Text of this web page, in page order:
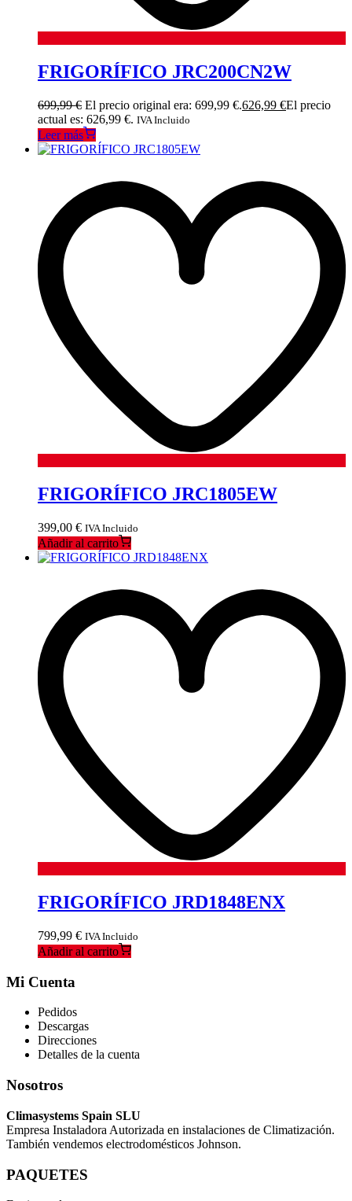
FRIGORÍFICO JRC200CN2W
699,99€ El precio original era: 699,99 €.626,99 €El precio
actual es: 626,99 €. IVA Incluido
Leer más
FRIGORÍFICO JRC1805EW
399,00 € IVA Incluido
Añadir al carrito
FRIGORÍFICO JRD1848ENX
799,99 € IVA Incluido
Añadir al carrito
Mi Cuenta
Pedidos
Descargas
Direcciones
Detalles de la cuenta
Nosotros
Climasystems Spain SLU
Empresa Instaladora Autorizada en instalaciones de Climatización.
También vendemos electrodomésticos Johnson.
PAQUETES